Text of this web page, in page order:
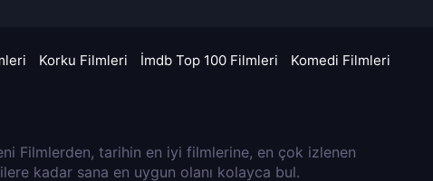
Korku Filmleri İmdb Top 100 Filmleri Komedi Filmleri
Filmlerden, tarihin en iyi filmlerine, en çok izlenen
kadar sana en uygun olanı kolayca bul.